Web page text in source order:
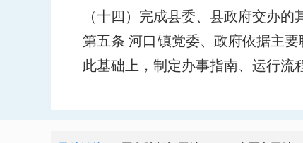
（十四）完成县委、县政府交办的
第五条 河口镇党委、政府依据主
此基础上，制定办事指南、运行流